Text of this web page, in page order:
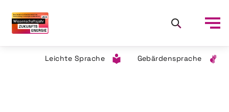
Leichte Sprache Gebärdensprache